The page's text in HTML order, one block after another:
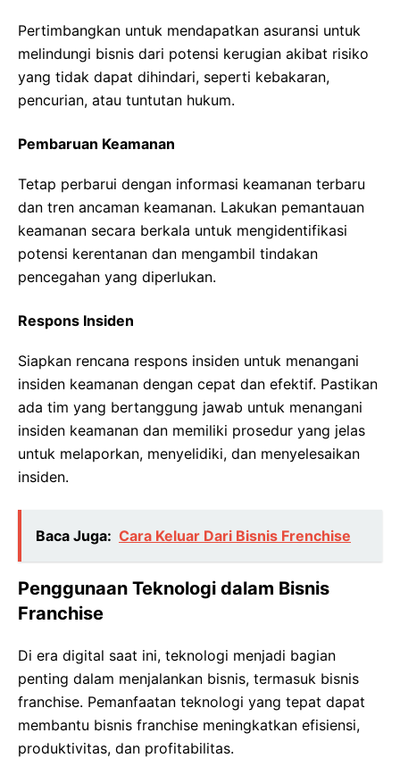
Pertimbangkan untuk mendapatkan asuransi untuk
melindungi bisnis dari potensi kerugian akibat risiko
yang tidak dapat dihindari, seperti kebakaran,
pencurian, atau tuntutan hukum.
Pembaruan Keamanan
Tetap perbarui dengan informasi keamanan terbaru
dan tren ancaman keamanan. Lakukan pemantauan
keamanan secara berkala untuk mengidentifikasi
potensi kerentanan dan mengambil tindakan
pencegahan yang diperlukan.
Respons Insiden
Siapkan rencana respons insiden untuk menangani
insiden keamanan dengan cepat dan efektif. Pastikan
ada tim yang bertanggung jawab untuk menangani
insiden keamanan dan memiliki prosedur yang jelas
untuk melaporkan, menyelidiki, dan menyelesaikan
insiden.
Baca Juga: Cara Keluar Dari Bisnis Frenchise
Penggunaan Teknologi dalam Bisnis
Franchise
Di era digital saat ini, teknologi menjadi bagian
penting dalam menjalankan bisnis, termasuk bisnis
franchise. Pemanfaatan teknologi yang tepat dapat
membantu bisnis franchise meningkatkan efisiensi,
produktivitas, dan profitabilitas.